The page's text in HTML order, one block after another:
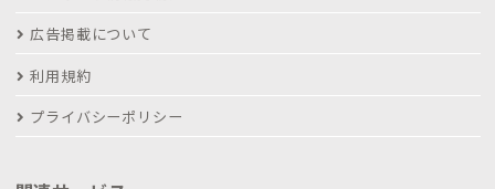
広告掲載について
利用規約
プライバシーポリシー